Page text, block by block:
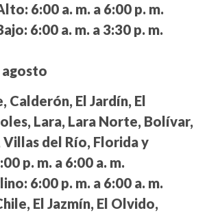
6:00 a. m. a 6:00 p. m.
6:00 a. m. a 3:30 p. m.
agosto
Calderón, El Jardín, El
Lara, Lara Norte, Bolívar,
Villas del Río, Florida y
p. m. a 6:00 a. m.
6:00 p. m. a 6:00 a. m.
El Jazmín, El Olvido,